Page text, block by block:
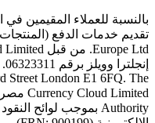
بالنسبة للعملاء المقيمين في
Street London E1 6FQ. The